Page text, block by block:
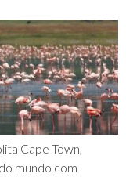
Cape Town,
mundo com